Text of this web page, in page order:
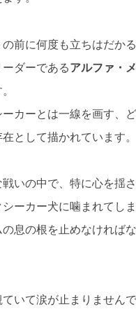
前に何度も立ちはだか
ダーであるアルファ・
カーとは一線を画す、
として描かれています。
いの中で、特に心を揺
ーカー犬に噛まれてし
息の根を止めなければ
いて涙が止まりませんで